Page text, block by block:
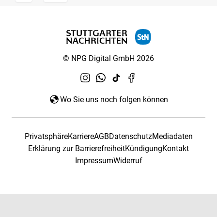
© NPG Digital GmbH 2026
Wo Sie uns noch folgen können
PrivatsphäreKarriereAGBDatenschutzMediadaten
Erklärung zur BarrierefreiheitKündigungKontakt
ImpressumWiderruf